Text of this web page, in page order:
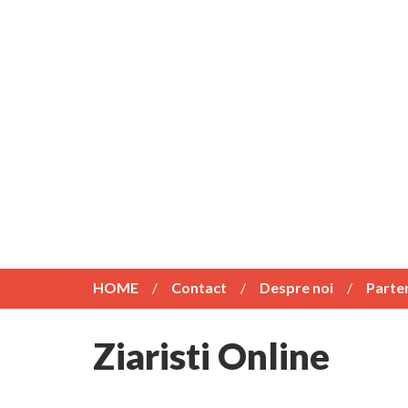
HOME Contact Despre noi
Ziaristi Online